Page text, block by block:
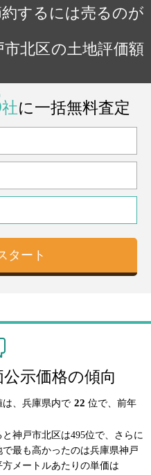
するには売るのが
北区の土地評価額
社に一括無料査定
示価格の傾向
、兵庫県内で 22 位で、前年
神戸市北区は495位で、さらに
最も高かったのは兵庫県神戸
メートルあたりの単価は